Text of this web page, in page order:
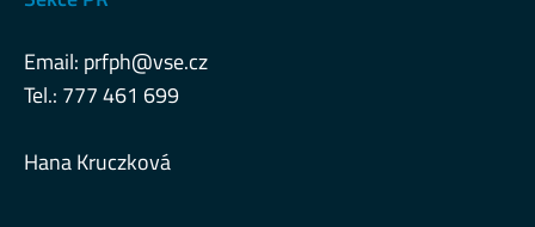
Email: prfph@vse.cz
Tel.: 777 461 699
Hana Kruczková